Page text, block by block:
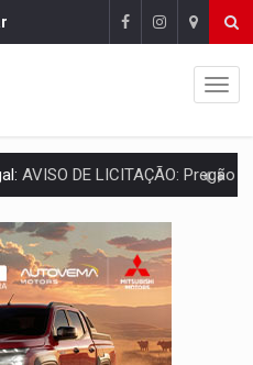
mais de uma tonelada de drogas em fundo
Confira os sorteados na promoção
Idoso é filmado furtando bicicleta na frente
de Nova Mamoré terá seu primeiro
Assessoria denuncia suposto ataque com perfis